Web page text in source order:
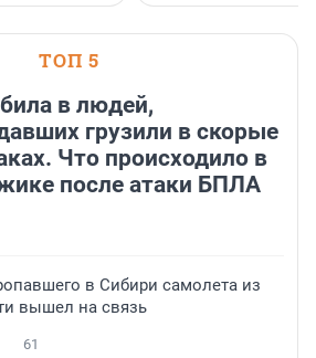
ТОП 5
в людей,
грузили в скорые
Что происходило в
после атаки БПЛА
в Сибири самолета из
вышел на связь
61